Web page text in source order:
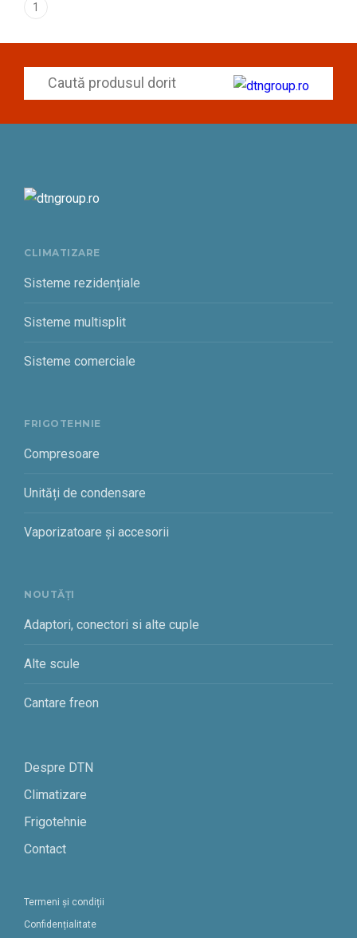
1
CLIMATIZARE
Sisteme rezidențiale
Sisteme multisplit
Sisteme comerciale
FRIGOTEHNIE
Compresoare
Unități de condensare
Vaporizatoare și accesorii
NOUTĂȚI
Adaptori, conectori si alte cuple
Alte scule
Cantare freon
Despre DTN
Climatizare
Frigotehnie
Contact
Termeni și condiții
Confidențialitate